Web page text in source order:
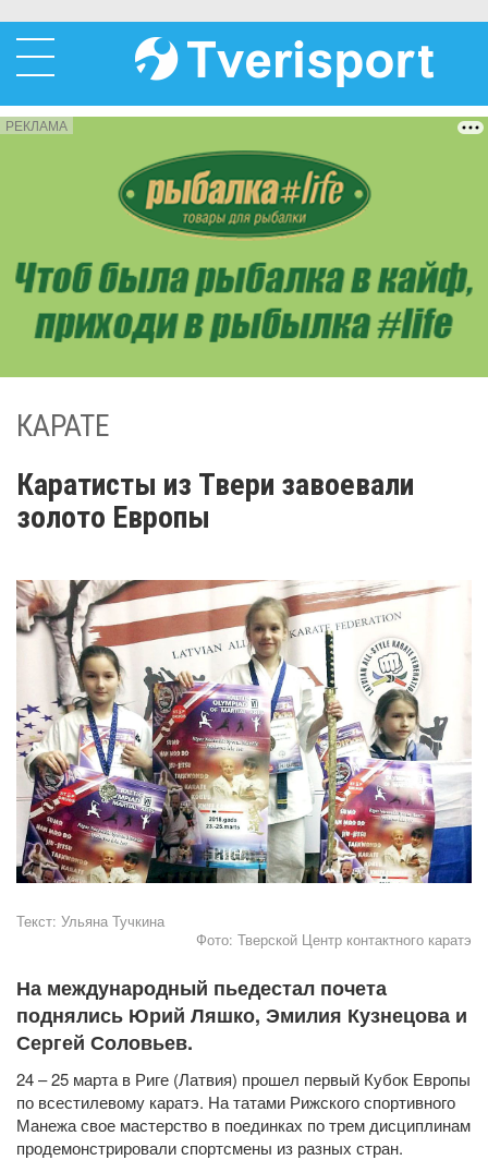
РЕКЛАМА
КАРАТЕ
Каратисты из Твери завоевали
золото Европы
Текст: Ульяна Тучкина
Фото: Тверской Центр контактного каратэ
На международный пьедестал почета
поднялись Юрий Ляшко, Эмилия Кузнецова и
Сергей Соловьев.
24 – 25 марта в Риге (Латвия) прошел первый Кубок Европы
по всестилевому каратэ. На татами Рижского спортивного
Манежа свое мастерство в поединках по трем дисциплинам
продемонстрировали спортсмены из разных стран.